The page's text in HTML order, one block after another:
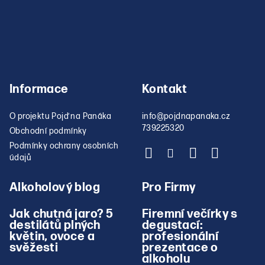
Informace
O projektu Pojď na Panáka
Obchodní podmínky
Podmínky ochrany osobních
údajů
Kontakt
info@pojdnapanaka.cz
739225320
Alkoholový blog
Jak chutná jaro? 5
destilátů plných
květin, ovoce a
svěžesti
Pro Firmy
Firemní večírky s
degustací:
profesionální
prezentace o
alkoholu